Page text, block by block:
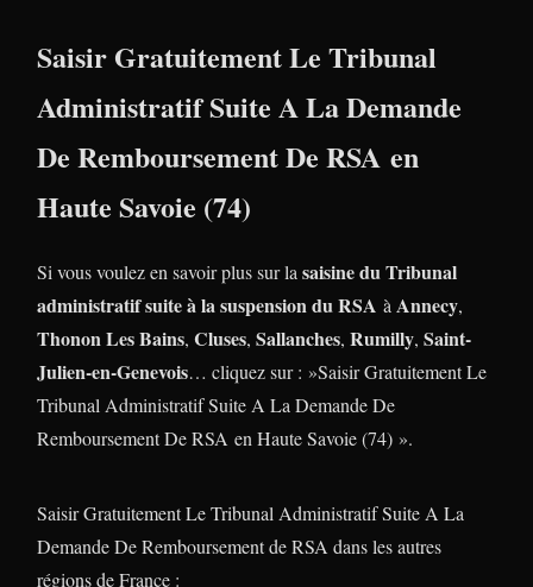
Saisir Gratuitement Le Tribunal
Administratif Suite A La Demande
De Remboursement De RSA en
Haute Savoie (74)
Si vous voulez en savoir plus sur la saisine du Tribunal
administratif suite à la suspension du RSA à Annecy,
Thonon Les Bains, Cluses, Sallanches, Rumilly, Saint-
Julien-en-Genevois… cliquez sur : »Saisir Gratuitement Le
Tribunal Administratif Suite A La Demande De
Remboursement De RSA en Haute Savoie (74) ».
Saisir Gratuitement Le Tribunal Administratif Suite A La
Demande De Remboursement de RSA dans les autres
régions de France :